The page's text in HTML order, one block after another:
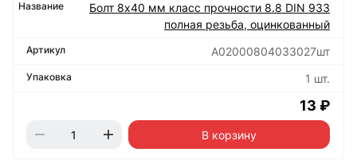
Болт 8х40 мм класс прочности 8.8 DIN 933
полная резьба, оцинкованный
А02000804033027шт
1 шт.
13 ₽
В корзину